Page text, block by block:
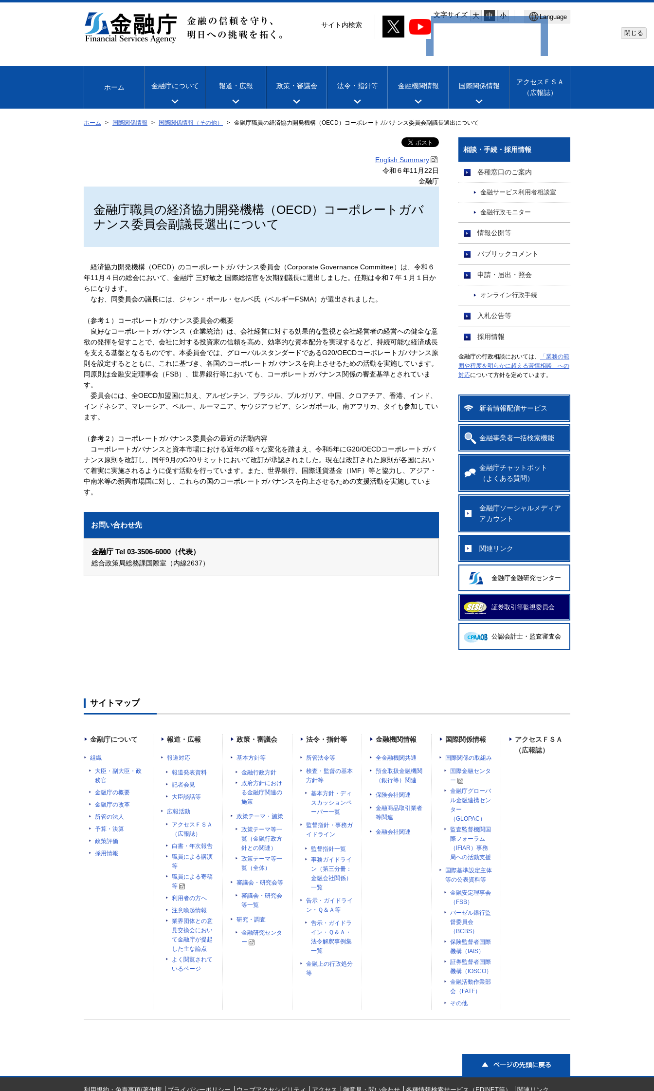
文
移
文字サイズ 大 中 小 Language
Machine translation
閉じる
サイト内検索
ホーム 金融庁について 報道・広報 政策・審議会 法令・指針等 金融機関情報 国際関係情報
アクセスＦＳＡ
（広報誌）
ホーム 国際関係情報 国際関係情報（その他） 金融庁職員の経済協力開発機構（OECD）コーポレートガバナンス委員会副議長選出について
English Summary
令和６年11月22日
金融庁
金融庁職員の経済協力開発機構（OECD）コーポレートガバ
ナンス委員会副議長選出について
経済協力開発機構（OECD）のコーポレートガバナンス委員会（Corporate Governance Committee）は、令和６
年11月４日の総会において、金融庁 三好敏之 国際総括官を次期副議長に選出しました。任期は令和７年１月１日か
らになります。
なお、同委員会の議長には、ジャン・ポール・セルベ氏（ベルギーFSMA）が選出されました。
（参考１）コーポレートガバナンス委員会の概要
良好なコーポレートガバナンス（企業統治）は、会社経営に対する効果的な監視と会社経営者の経営への健全な意
欲の発揮を促すことで、会社に対する投資家の信頼を高め、効率的な資本配分を実現するなど、持続可能な経済成長
を支える基盤となるものです。本委員会では、グローバルスタンダードであるG20/OECDコーポレートガバナンス原
則を設定するとともに、これに基づき、各国のコーポレートガバナンスを向上させるための活動を実施しています。
同原則は金融安定理事会（FSB）、世界銀行等においても、コーポレートガバナンス関係の審査基準とされていま
す。
委員会には、全OECD加盟国に加え、アルゼンチン、ブラジル、ブルガリア、中国、クロアチア、香港、インド、
インドネシア、マレーシア、ペルー、ルーマニア、サウジアラビア、シンガポール、南アフリカ、タイも参加してい
ます。
（参考２）コーポレートガバナンス委員会の最近の活動内容
コーポレートガバナンスと資本市場における近年の様々な変化を踏まえ、令和5年にG20/OECDコーポレートガバ
ナンス原則を改訂し、同年9月のG20サミットにおいて改訂が承認されました。現在は改訂された原則が各国におい
て着実に実施されるように促す活動を行っています。また、世界銀行、国際通貨基金（IMF）等と協力し、アジア・
中南米等の新興市場国に対し、これらの国のコーポレートガバナンスを向上させるための支援活動を実施していま
す。
お問い合わせ先
金融庁 Tel 03-3506-6000（代表）
総合政策局総務課国際室（内線2637）
相談・手続・採用情報
各種窓口のご案内
金融サービス利用者相談室
金融行政モニター
情報公開等
パブリックコメント
申請・届出・照会
オンライン行政手続
入札公告等
採用情報
金融庁の行政相談においては、
「業務の範
囲や程度を明らかに超える苦情相談」への
対応について方針を定めています。
新着情報配信サービス
金融事業者一括検索機能
金融庁チャットボット
（よくある質問）
金融庁ソーシャルメディア
アカウント
関連リンク
金融庁金融研究センター
証券取引等監視委員会
公認会計士・監査審査会
サイトマップ
金融庁について
組織
大臣・副大臣・政
務官
金融庁の概要
金融庁の改革
所管の法人
予算・決算
政策評価
採用情報
報道・広報
報道対応
報道発表資料
記者会見
大臣談話等
広報活動
アクセスＦＳＡ
（広報誌）
白書・年次報告
職員による講演
等
職員による寄稿
等
利用者の方へ
注意喚起情報
業界団体との意
見交換会におい
て金融庁が提起
した主な論点
よく閲覧されて
いるページ
政策・審議会
基本方針等
金融行政方針
政府方針におけ
る金融庁関連の
施策
政策テーマ・施策
政策テーマ等一
覧（金融行政方
針との関連）
政策テーマ等一
覧（全体）
審議会・研究会等
審議会・研究会
等一覧
研究・調査
金融研究センタ
ー
法令・指針等
所管法令等
検査・監督の基本
方針等
基本方針・ディ
スカッションペ
ーパー一覧
監督指針・事務ガ
イドライン
監督指針一覧
事務ガイドライ
ン（第三分冊：
金融会社関係）
一覧
告示・ガイドライ
ン・Ｑ＆Ａ等
告示・ガイドラ
イン・Ｑ＆Ａ・
法令解釈事例集
一覧
金融上の行政処分
等
金融機関情報
全金融機関共通
預金取扱金融機関
（銀行等）関連
保険会社関連
金融商品取引業者
等関連
金融会社関連
国際関係情報
国際関係の取組み
国際金融センタ
ー
金融庁グローバ
ル金融連携セン
ター
（GLOPAC）
監査監督機関国
際フォーラム
（IFIAR）事務
局への活動支援
国際基準設定主体
等の公表資料等
金融安定理事会
（FSB）
バーゼル銀行監
督委員会
（BCBS）
保険監督者国際
機構（IAIS）
証券監督者国際
機構（IOSCO）
金融活動作業部
会（FATF）
その他
アクセスＦＳＡ
（広報誌）